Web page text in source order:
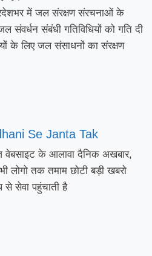
में जल संरक्षण संरचनाओं के
संवर्धन संबंधी गतिविधियों को गति दी
के लिए जल संसाधनों का संरक्षण
Se Janta Tak
वेबसाइट के आलावा दैनिक अखबार,
लोगो तक तमाम छोटी बड़ी खबरो
से सेवा पहुंचाती है